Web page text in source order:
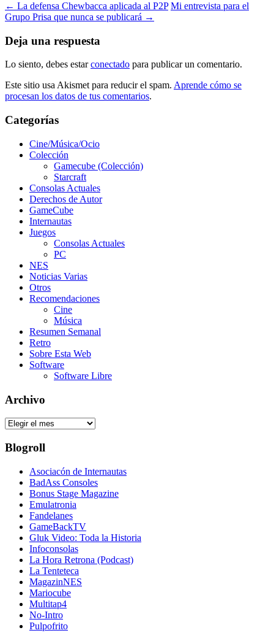
← La defensa Chewbacca aplicada al P2P Mi entrevista para el
Grupo Prisa que nunca se publicará →
Deja una respuesta
Lo siento, debes estarconectado para publicar un comentario.
Este sitio usa Akismet para reducir el spam. Aprende cómo se
procesan los datos de tus comentarios.
Categorías
Cine/Música/Ocio
Colección
Gamecube (Colección)
Starcraft
Consolas Actuales
Derechos de Autor
GameCube
Internautas
Juegos
Consolas Actuales
PC
NES
Noticias Varias
Otros
Recomendaciones
Cine
Música
Resumen Semanal
Retro
Sobre Esta Web
Software
Software Libre
Archivo
Archivo
Blogroll
Asociacón de Internautas
BadAss Consoles
Bonus Stage Magazine
Emulatronia
Fandelanes
GameBackTV
Gluk Video: Toda la Historia
Infoconsolas
La Hora Retrona (Podcast)
La Tenteteca
MagazinNES
Mariocube
Multitap4
No-Intro
Pulpofrito